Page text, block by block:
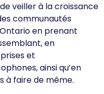
veiller à la croissance
communautés
en prenant
en
et
ainsi qu’en
à faire de même.